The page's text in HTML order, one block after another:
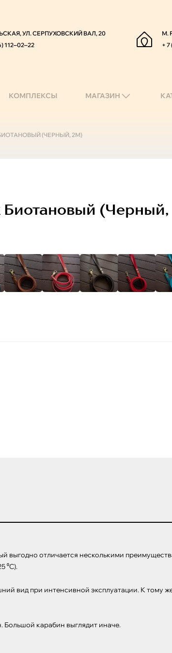
УЛ. СЕРПУХОВСКИЙ ВАЛ, 20
112‒02‒22
М.
+
КОМПЛЕКСЫ МАГАЗИН
(ЧЕРНЫЙ, 2М)
Биотановый
выгодно отличается несколькими
⁰С).
вид при интенсивной эксплуатации. К тому
карабин выглядит иначе.